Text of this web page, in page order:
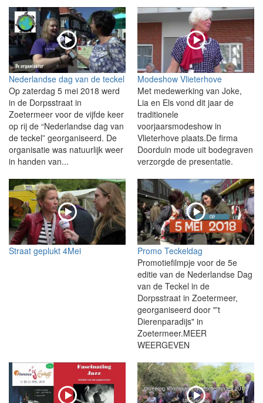
Nederlandse dag van de teckel
Op zaterdag 5 mei 2018 werd
in de Dorpsstraat in
Zoetermeer voor de vijfde keer
op rij de “Nederlandse dag van
de teckel” georganiseerd. De
organisatie was natuurlijk weer
in handen van...
Modeshow Vlieterhove
Met medewerking van Joke,
Lia en Els vond dit jaar de
traditionele
voorjaarsmodeshow in
Vlieterhove plaats.De firma
Doorduin mode uit bodegraven
verzorgde de presentatie.
Straat geplukt 4Mei
Promo Teckeldag
Promotiefilmpje voor de 5e
editie van de Nederlandse Dag
van de Teckel in de
Dorpsstraat in Zoetermeer,
georganiseerd door "'t
Dierenparadijs" in
Zoetermeer.MEER
WEERGEVEN